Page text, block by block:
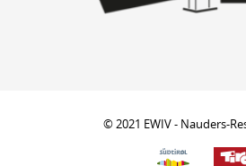
© 2021 EWIV - Nauders-